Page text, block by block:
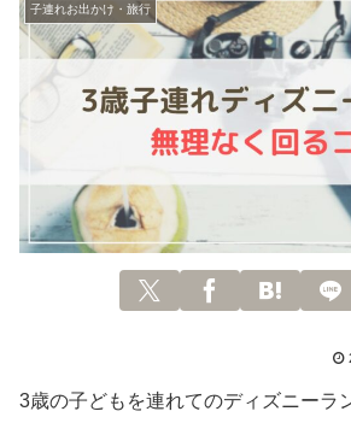
子連れお出かけ・旅行
3歳の子どもを連れてのディズニーラ